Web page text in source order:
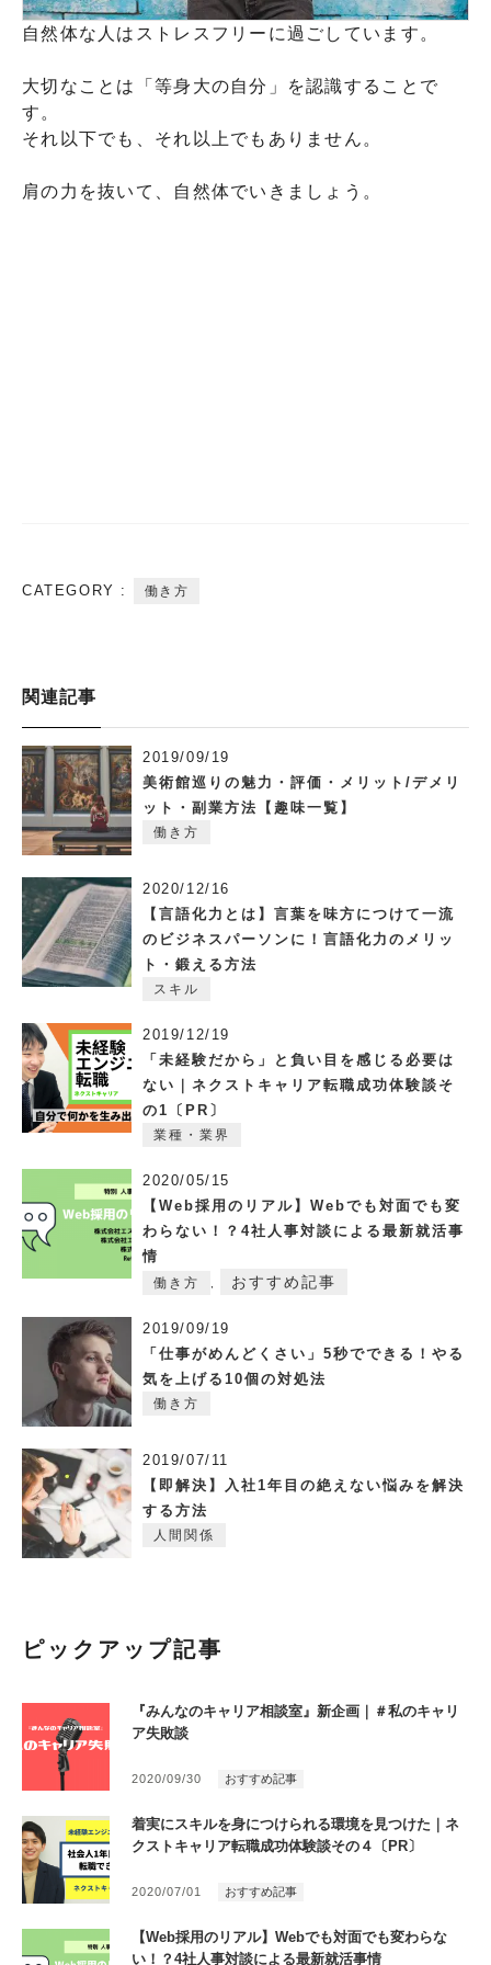
自然体な人はストレスフリーに過ごしています。
大切なことは「等身大の自分」を認識することで
す。
それ以下でも、それ以上でもありません。
肩の力を抜いて、自然体でいきましょう。
CATEGORY : 働き方
関連記事
2019/09/19
美術館巡りの魅力・評価・メリット/デメリ
ット・副業方法【趣味一覧】
働き方
2020/12/16
【言語化力とは】言葉を味方につけて一流
のビジネスパーソンに！言語化力のメリッ
ト・鍛える方法
スキル
2019/12/19
「未経験だから」と負い目を感じる必要は
ない｜ネクストキャリア転職成功体験談そ
の1〔PR〕
業種・業界
2020/05/15
【Web採用のリアル】Webでも対面でも変
わらない！？4社人事対談による最新就活事
情
働き方 , おすすめ記事
2019/09/19
「仕事がめんどくさい」5秒でできる！やる
気を上げる10個の対処法
働き方
2019/07/11
【即解決】入社1年目の絶えない悩みを解決
する方法
人間関係
ピックアップ記事
『みんなのキャリア相談室』新企画｜＃私のキャリ
ア失敗談
2020/09/30 おすすめ記事
着実にスキルを身につけられる環境を見つけた｜ネ
クストキャリア転職成功体験談その４〔PR〕
2020/07/01 おすすめ記事
【Web採用のリアル】Webでも対面でも変わらな
い！？4社人事対談による最新就活事情